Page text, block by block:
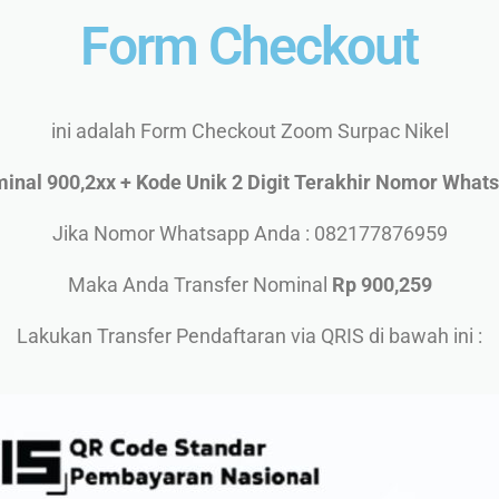
Form Checkout
ini adalah Form Checkout Zoom Surpac Nikel
900,2xx + Kode Unik 2 Digit Terakhir Nomor
Jika Nomor Whatsapp Anda : 082177876959
Maka Anda Transfer Nominal Rp 900,259
Lakukan Transfer Pendaftaran via QRIS di bawah ini :